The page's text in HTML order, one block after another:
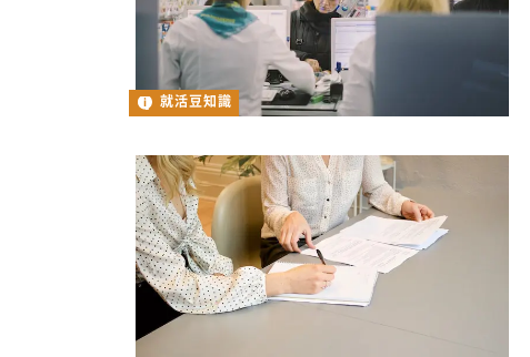
就活豆知識